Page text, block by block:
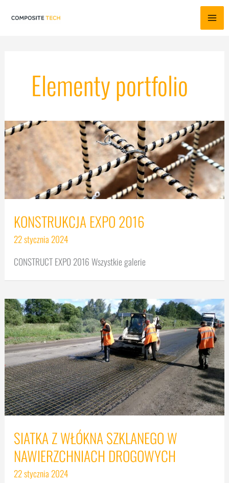
Elementy portfolio
KONSTRUKCJA EXPO 2016
22 stycznia 2024
CONSTRUCT EXPO 2016 Wszystkie galerie
SIATKA Z WŁÓKNA SZKLANEGO W
NAWIERZCHNIACH DROGOWYCH
22 stycznia 2024